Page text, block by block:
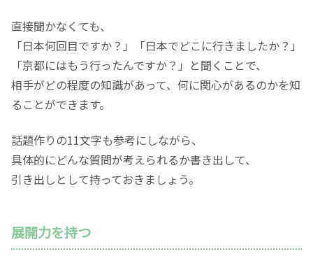
直接聞かなくても、
「日本何回目ですか？」「日本でどこに行きましたか？」
「京都にはもう行ったんですか？」と聞くことで、
相手がどの程度の知識があって、何に関心があるのかを知
ることができます。
話題作りの11文字も参考にしながら、
具体的にどんな質問が考えられるか書き出して、
引き出しとして持っておきましょう。
展開力を持つ